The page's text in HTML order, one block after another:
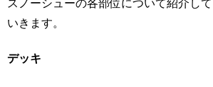
スノーシューの各部位について紹介して
いきます。
デッキ